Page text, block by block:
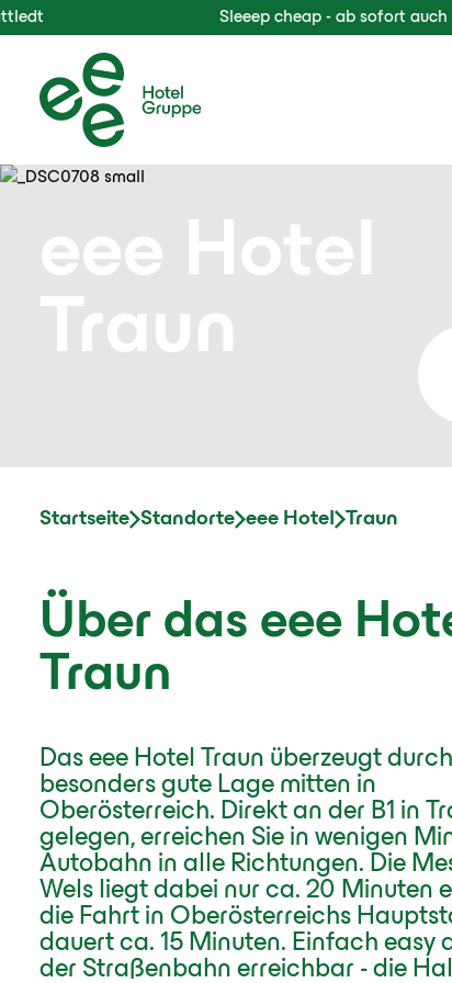
Sleeep cheap - ab sofort auch im
eee Hotel
Traun
Startseite Standorte eee Hotel Traun
Über das eee
Traun
Das eee Hotel Traun überzeugt
besonders gute Lage mitten in
Oberösterreich. Direkt an der B1 in
gelegen, erreichen Sie in wenigen
Autobahn in alle Richtungen. Die
Wels liegt dabei nur ca. 20 Minuten
die Fahrt in Oberösterreichs
dauert ca. 15 Minuten. Einfach easy
der Straßenbahn erreichbar - die